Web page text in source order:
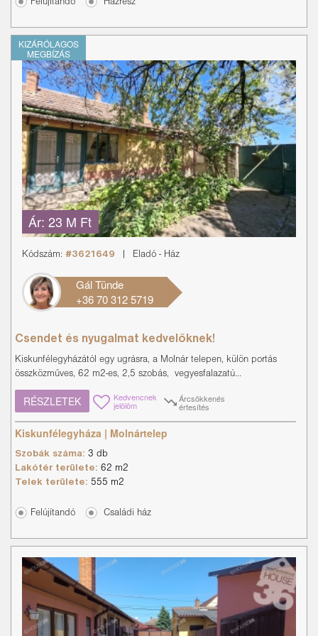
Felújítandó Házrész
KIZÁRÓLAGOS
MEGBÍZÁS
Ár: 23 M Ft
Kódszám: #3621649 Eladó - Ház
Gál Tünde
+36 70 312 5719
Csendet és nyugalmat kedvelőknek!
Kiskunfélegyházától egy ugrásra, a Molnár telepen, külön portás
összközműves, 62 m2-es, 2,5 szobás, vegyesfalazatú...
RÉSZLETEK Kedvencnek
jelölöm
Árcsökkenés
értesítés
Kiskunfélegyháza | Molnártelep
Szobák száma: 3 db
Lakótér területe: 62 m2
Telek területe: 555 m2
Felújítandó Családi ház